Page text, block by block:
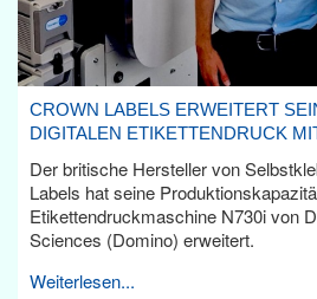
CROWN LABELS ERWEITERT
DIGITALEN ETIKETTENDRUCK
Der britische Hersteller von
Labels hat seine
Etikettendruckmaschine N730i von
Sciences (Domino) erweitert.
Weiterlesen...